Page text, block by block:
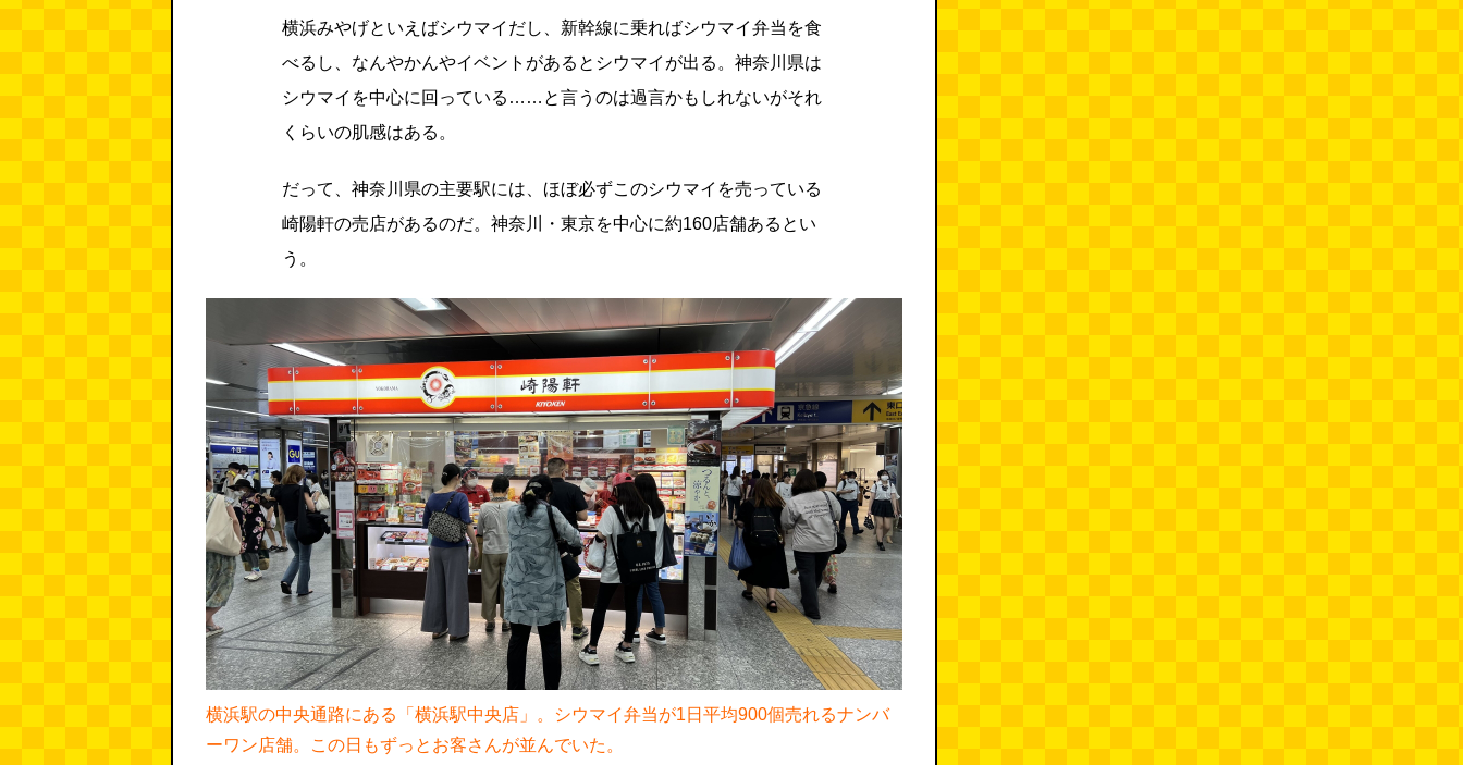
横浜みやげといえばシウマイだし、新幹線に乗ればシウマイ弁当を食
べるし、なんやかんやイベントがあるとシウマイが出る。神奈川県は
シウマイを中心に回っている……と言うのは過言かもしれないがそれ
くらいの肌感はある。
だって、神奈川県の主要駅には、ほぼ必ずこのシウマイを売っている
崎陽軒の売店があるのだ。神奈川・東京を中心に約160店舗あるとい
う。
横浜駅の中央通路にある「横浜駅中央店」。シウマイ弁当が1日平均900個売れるナンバ
ーワン店舗。この日もずっとお客さんが並んでいた。